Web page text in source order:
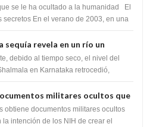
completo el destino de la
se le ha ocultado a la humanidad El
secretos En el verano de 2003, en una
sequía revela en un río un
hallazgo de miles de Shiva
debido al tiempo seco, el nivel del
en Karnataka retrocedió,
militares ocultos que
intención de los NIH de crear el
utilizando la investigación de
obtiene documentos militares ocultos
la intención de los NIH de crear el